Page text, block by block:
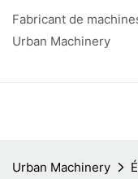
Fabricant de
Urban Machinery
Urban Machinery